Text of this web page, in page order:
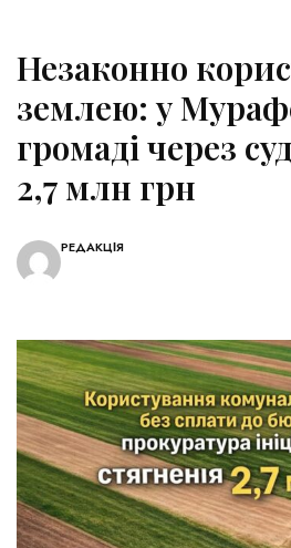
Незаконно
землею: у
громаді через
2,7 млн грн
РЕДАКЦІЯ